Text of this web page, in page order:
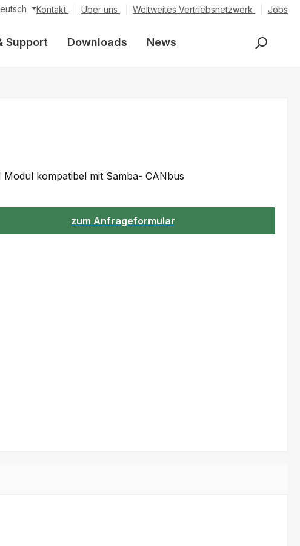
Kontakt Über uns Weltweites Vertriebsnetzwerk Jobs
Support Downloads News
Modul kompatibel mit Samba- CANbus
zum Anfrageformular